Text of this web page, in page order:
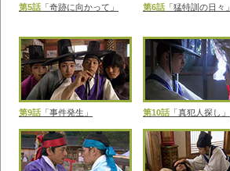
第5話 「奇跡に向かって」 第6話 「猛特訓の日々」
第9話 「事件発生」 第10話 「真犯人探し」